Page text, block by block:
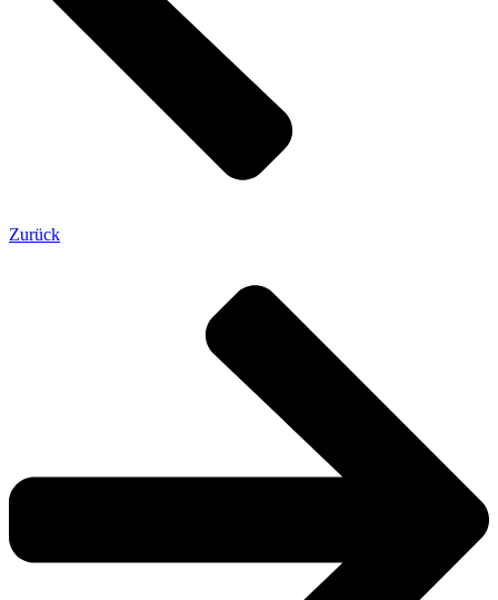
Zurück